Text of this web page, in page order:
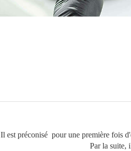
Il est préconisé pour une première fois
Par la suite,